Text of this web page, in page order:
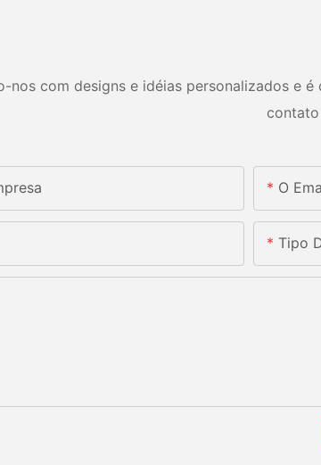
nos com designs e idéias personalizados e
O
Tipo